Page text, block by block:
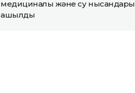
медициналық және су нысандары
ашылды